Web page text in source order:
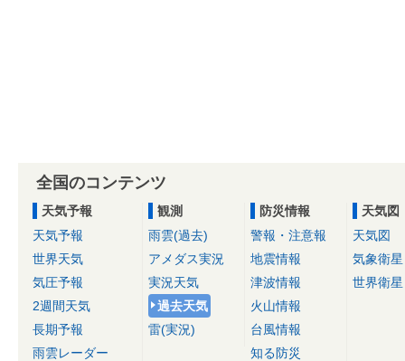
全国のコンテンツ
天気予報
天気予報
世界天気
気圧予報
2週間天気
長期予報
雨雲レーダー
観測
雨雲(過去)
アメダス実況
実況天気
過去天気
雷(実況)
防災情報
警報・注意報
地震情報
津波情報
火山情報
台風情報
知る防災
天気図
天気図
気象衛星
世界衛星